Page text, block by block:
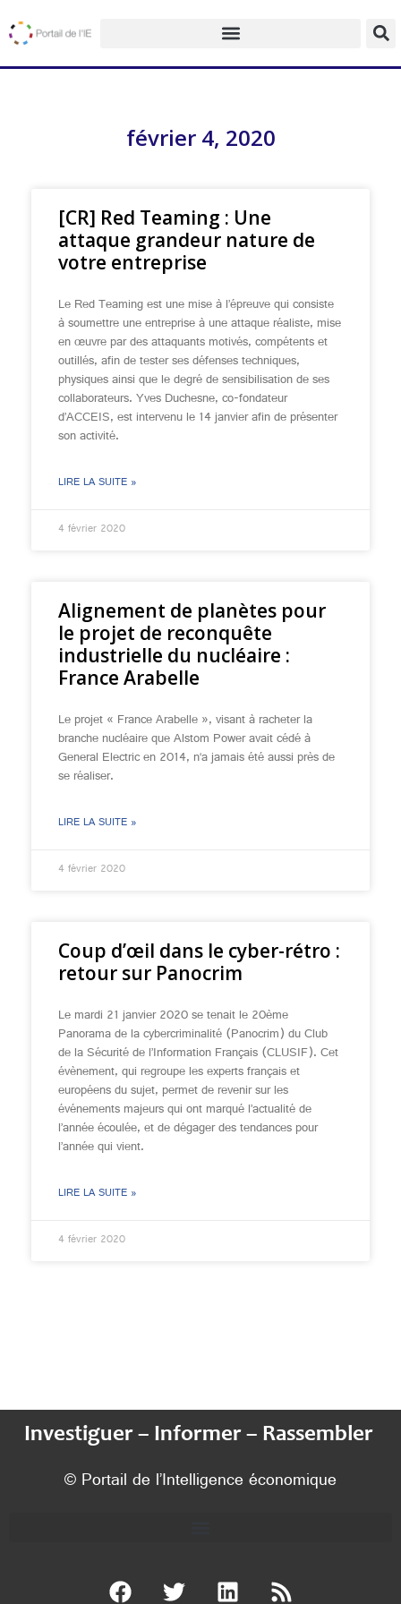
février 4, 2020
[CR] Red Teaming : Une
attaque grandeur nature de
votre entreprise
Le Red Teaming est une mise à l’épreuve qui consiste
à soumettre une entreprise à une attaque réaliste, mise
en œuvre par des attaquants motivés, compétents et
outillés, afin de tester ses défenses techniques,
physiques ainsi que le degré de sensibilisation de ses
collaborateurs. Yves Duchesne, co-fondateur
d’ACCEIS, est intervenu le 14 janvier afin de présenter
son activité.
LIRE LA SUITE »
4 février 2020
Alignement de planètes pour
le projet de reconquête
industrielle du nucléaire :
France Arabelle
Le projet « France Arabelle », visant à racheter la
branche nucléaire que Alstom Power avait cédé à
General Electric en 2014, n‘a jamais été aussi près de
se réaliser.
LIRE LA SUITE »
4 février 2020
Coup d’œil dans le cyber-rétro :
retour sur Panocrim
Le mardi 21 janvier 2020 se tenait le 20ème
Panorama de la cybercriminalité (Panocrim) du Club
de la Sécurité de l’Information Français (CLUSIF). Cet
évènement, qui regroupe les experts français et
européens du sujet, permet de revenir sur les
événements majeurs qui ont marqué l’actualité de
l’année écoulée, et de dégager des tendances pour
l’année qui vient.
LIRE LA SUITE »
4 février 2020
Investiguer – Informer – Rassembler
© Portail de l’Intelligence économique